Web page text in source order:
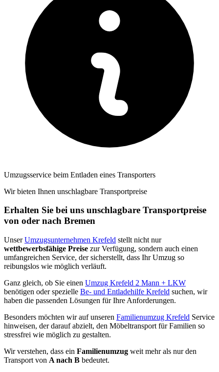
Umzugsservice beim Entladen eines Transporters
Wir bieten Ihnen unschlagbare Transportpreise
Erhalten Sie bei uns unschlagbare Transportpreise
von oder nach Bremen
UnserUmzugsunternehmen Krefeld stellt nicht nur
wettbewerbsfähige Preise zur Verfügung, sondern auch einen
umfangreichen Service, der sicherstellt, dass Ihr Umzug so
reibungslos wie möglich verläuft.
Ganz gleich, ob Sie einen Umzug Krefeld 2 Mann + LKW
benötigen oder spezielle Be- und Entladehilfe Krefeld suchen, wir
haben die passenden Lösungen für Ihre Anforderungen.
Besonders möchten wir auf unseren Familienumzug Krefeld Service
hinweisen, der darauf abzielt, den Möbeltransport für Familien so
stressfrei wie möglich zu gestalten.
Wir verstehen, dass ein Familienumzug weit mehr als nur den
Transport von A nach B bedeutet.